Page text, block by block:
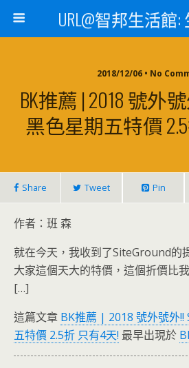
URL@智邦生活館
2018/12/06 • No
BK推薦 | 2018 號外號
黑色星期五特價
Share Tweet Pin
作者：班 森
就在今天，我收到了SiteGround的
大家這個天大的特價，這個折價比
[…]
這篇文章 BK推薦 | 2018 號外號外
五特價 2.5折 只有4天! 最早出現於